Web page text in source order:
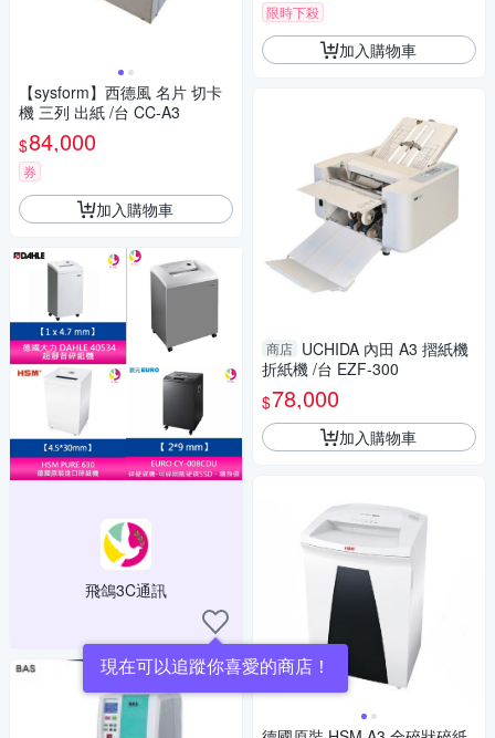
【sysform】西德風 名片 切卡
機 三列 出紙 /台 CC-A3
$84,000
券
加入購物車
飛鴿3C通訊
現在可以追蹤你喜愛的商店！
限時下殺
加入購物車
商店 UCHIDA 內田 A3 摺紙機
折紙機 /台 EZF-300
$78,000
加入購物車